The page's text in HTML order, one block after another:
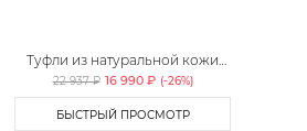
Туфли из натуральной кожи
Lera Nena
22 937 ₽ 16 990 ₽ (-26%)
БЫСТРЫЙ ПРОСМОТР